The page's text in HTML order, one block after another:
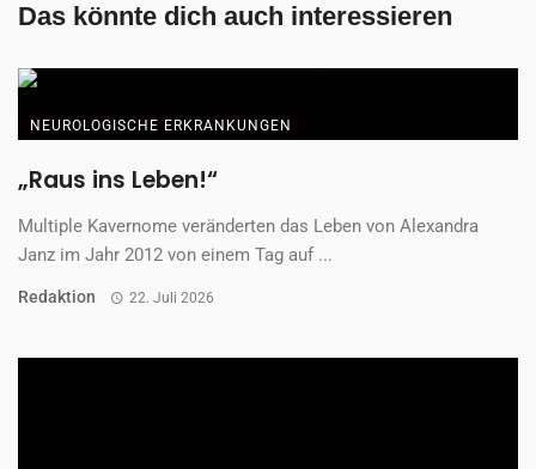
Das könnte dich auch interessieren
NEUROLOGISCHE ERKRANKUNGEN
„Raus ins Leben!“
Multiple Kavernome veränderten das Leben von Alexandra
Janz im Jahr 2012 von einem Tag auf ...
Redaktion 22. Juli 2026